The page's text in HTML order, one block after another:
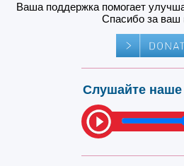
Ваша поддержка помогает
Спасибо за ваш
Слушайте наше